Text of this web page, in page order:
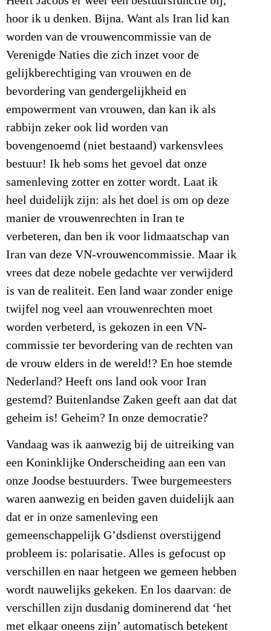
hoor ik u denken. Bijna. Want als Iran lid kan
worden van de vrouwencommissie van de
Verenigde Naties die zich inzet voor de
gelijkberechtiging van vrouwen en de
bevordering van gendergelijkheid en
empowerment van vrouwen, dan kan ik als
rabbijn zeker ook lid worden van
bovengenoemd (niet bestaand) varkensvlees
bestuur! Ik heb soms het gevoel dat onze
samenleving zotter en zotter wordt. Laat ik
heel duidelijk zijn: als het doel is om op deze
manier de vrouwenrechten in Iran te
verbeteren, dan ben ik voor lidmaatschap van
Iran van deze VN-vrouwencommissie. Maar ik
vrees dat deze nobele gedachte ver verwijderd
is van de realiteit. Een land waar zonder enige
twijfel nog veel aan vrouwenrechten moet
worden verbeterd, is gekozen in een VN-
commissie ter bevordering van de rechten van
de vrouw elders in de wereld!? En hoe stemde
Nederland? Heeft ons land ook voor Iran
gestemd? Buitenlandse Zaken geeft aan dat dat
geheim is! Geheim? In onze democratie?
Vandaag was ik aanwezig bij de uitreiking van
een Koninklijke Onderscheiding aan een van
onze Joodse bestuurders. Twee burgemeesters
waren aanwezig en beiden gaven duidelijk aan
dat er in onze samenleving een
gemeenschappelijk G’dsdienst overstijgend
probleem is: polarisatie. Alles is gefocust op
verschillen en naar hetgeen we gemeen hebben
wordt nauwelijks gekeken. En los daarvan: de
verschillen zijn dusdanig dominerend dat ‘het
met elkaar oneens zijn’ automatisch betekent